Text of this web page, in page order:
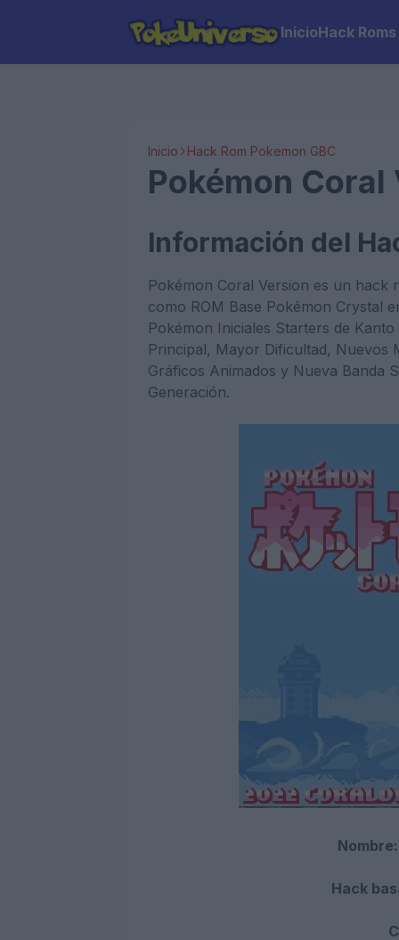
InicioHack Roms
Inicio Hack Rom Pokemon GBC
Pokémon Coral
Información del
Pokémon Coral Version es un hack
como ROM Base Pokémon Crystal
Pokémon Iniciales Starters de
Principal, Mayor Dificultad, Nuevos
Gráficos Animados y Nueva Banda
Generación.
Nombre:
Hack